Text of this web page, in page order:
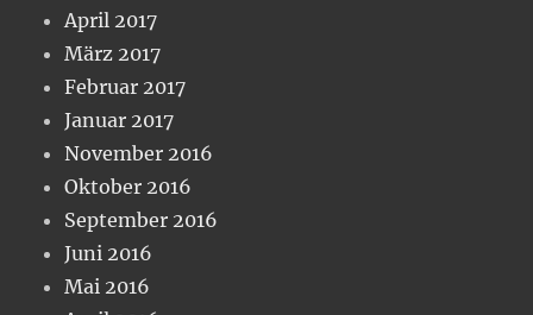
April 2017
März 2017
Februar 2017
Januar 2017
November 2016
Oktober 2016
September 2016
Juni 2016
Mai 2016